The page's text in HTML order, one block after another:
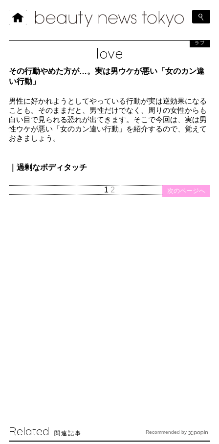
love
ラブ
その行動やめた方が…。実は男ウケが悪い「女のカン違
い行動」
男性に好かれようとしてやっている行動が実は逆効果になる
ことも。そのままだと、男性だけでなく、周りの女性からも
白い目で見られる恐れが出てきます。そこで今回は、実は男
性ウケが悪い「女のカン違い行動」を紹介するので、覚えて
おきましょう。
｜過剰なボディタッチ
次のページへ
1 2
Related 関連記事 Recommended by